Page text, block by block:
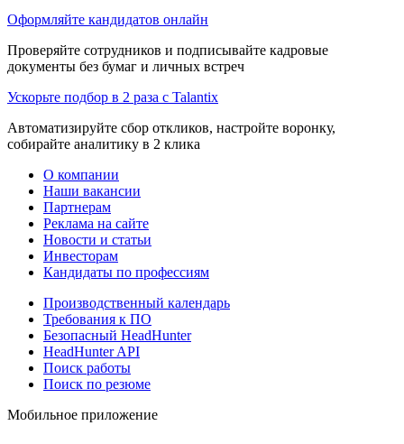
Оформляйте кандидатов онлайн
Проверяйте сотрудников и подписывайте кадровые
документы без бумаг и личных встреч
Ускорьте подбор в 2 раза с Talantix
Автоматизируйте сбор откликов, настройте воронку,
собирайте аналитику в 2 клика
О компании
Наши вакансии
Партнерам
Реклама на сайте
Новости и статьи
Инвесторам
Кандидаты по профессиям
Производственный календарь
Требования к ПО
Безопасный HeadHunter
HeadHunter API
Поиск работы
Поиск по резюме
Мобильное приложение